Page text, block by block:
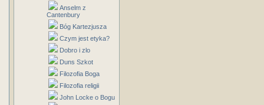
Anselm z
Cantenbury
Bóg Kartezjusza
Czym jest etyka?
Dobro i zlo
Duns Szkot
Filozofia Boga
Filozofia religii
John Locke o Bogu